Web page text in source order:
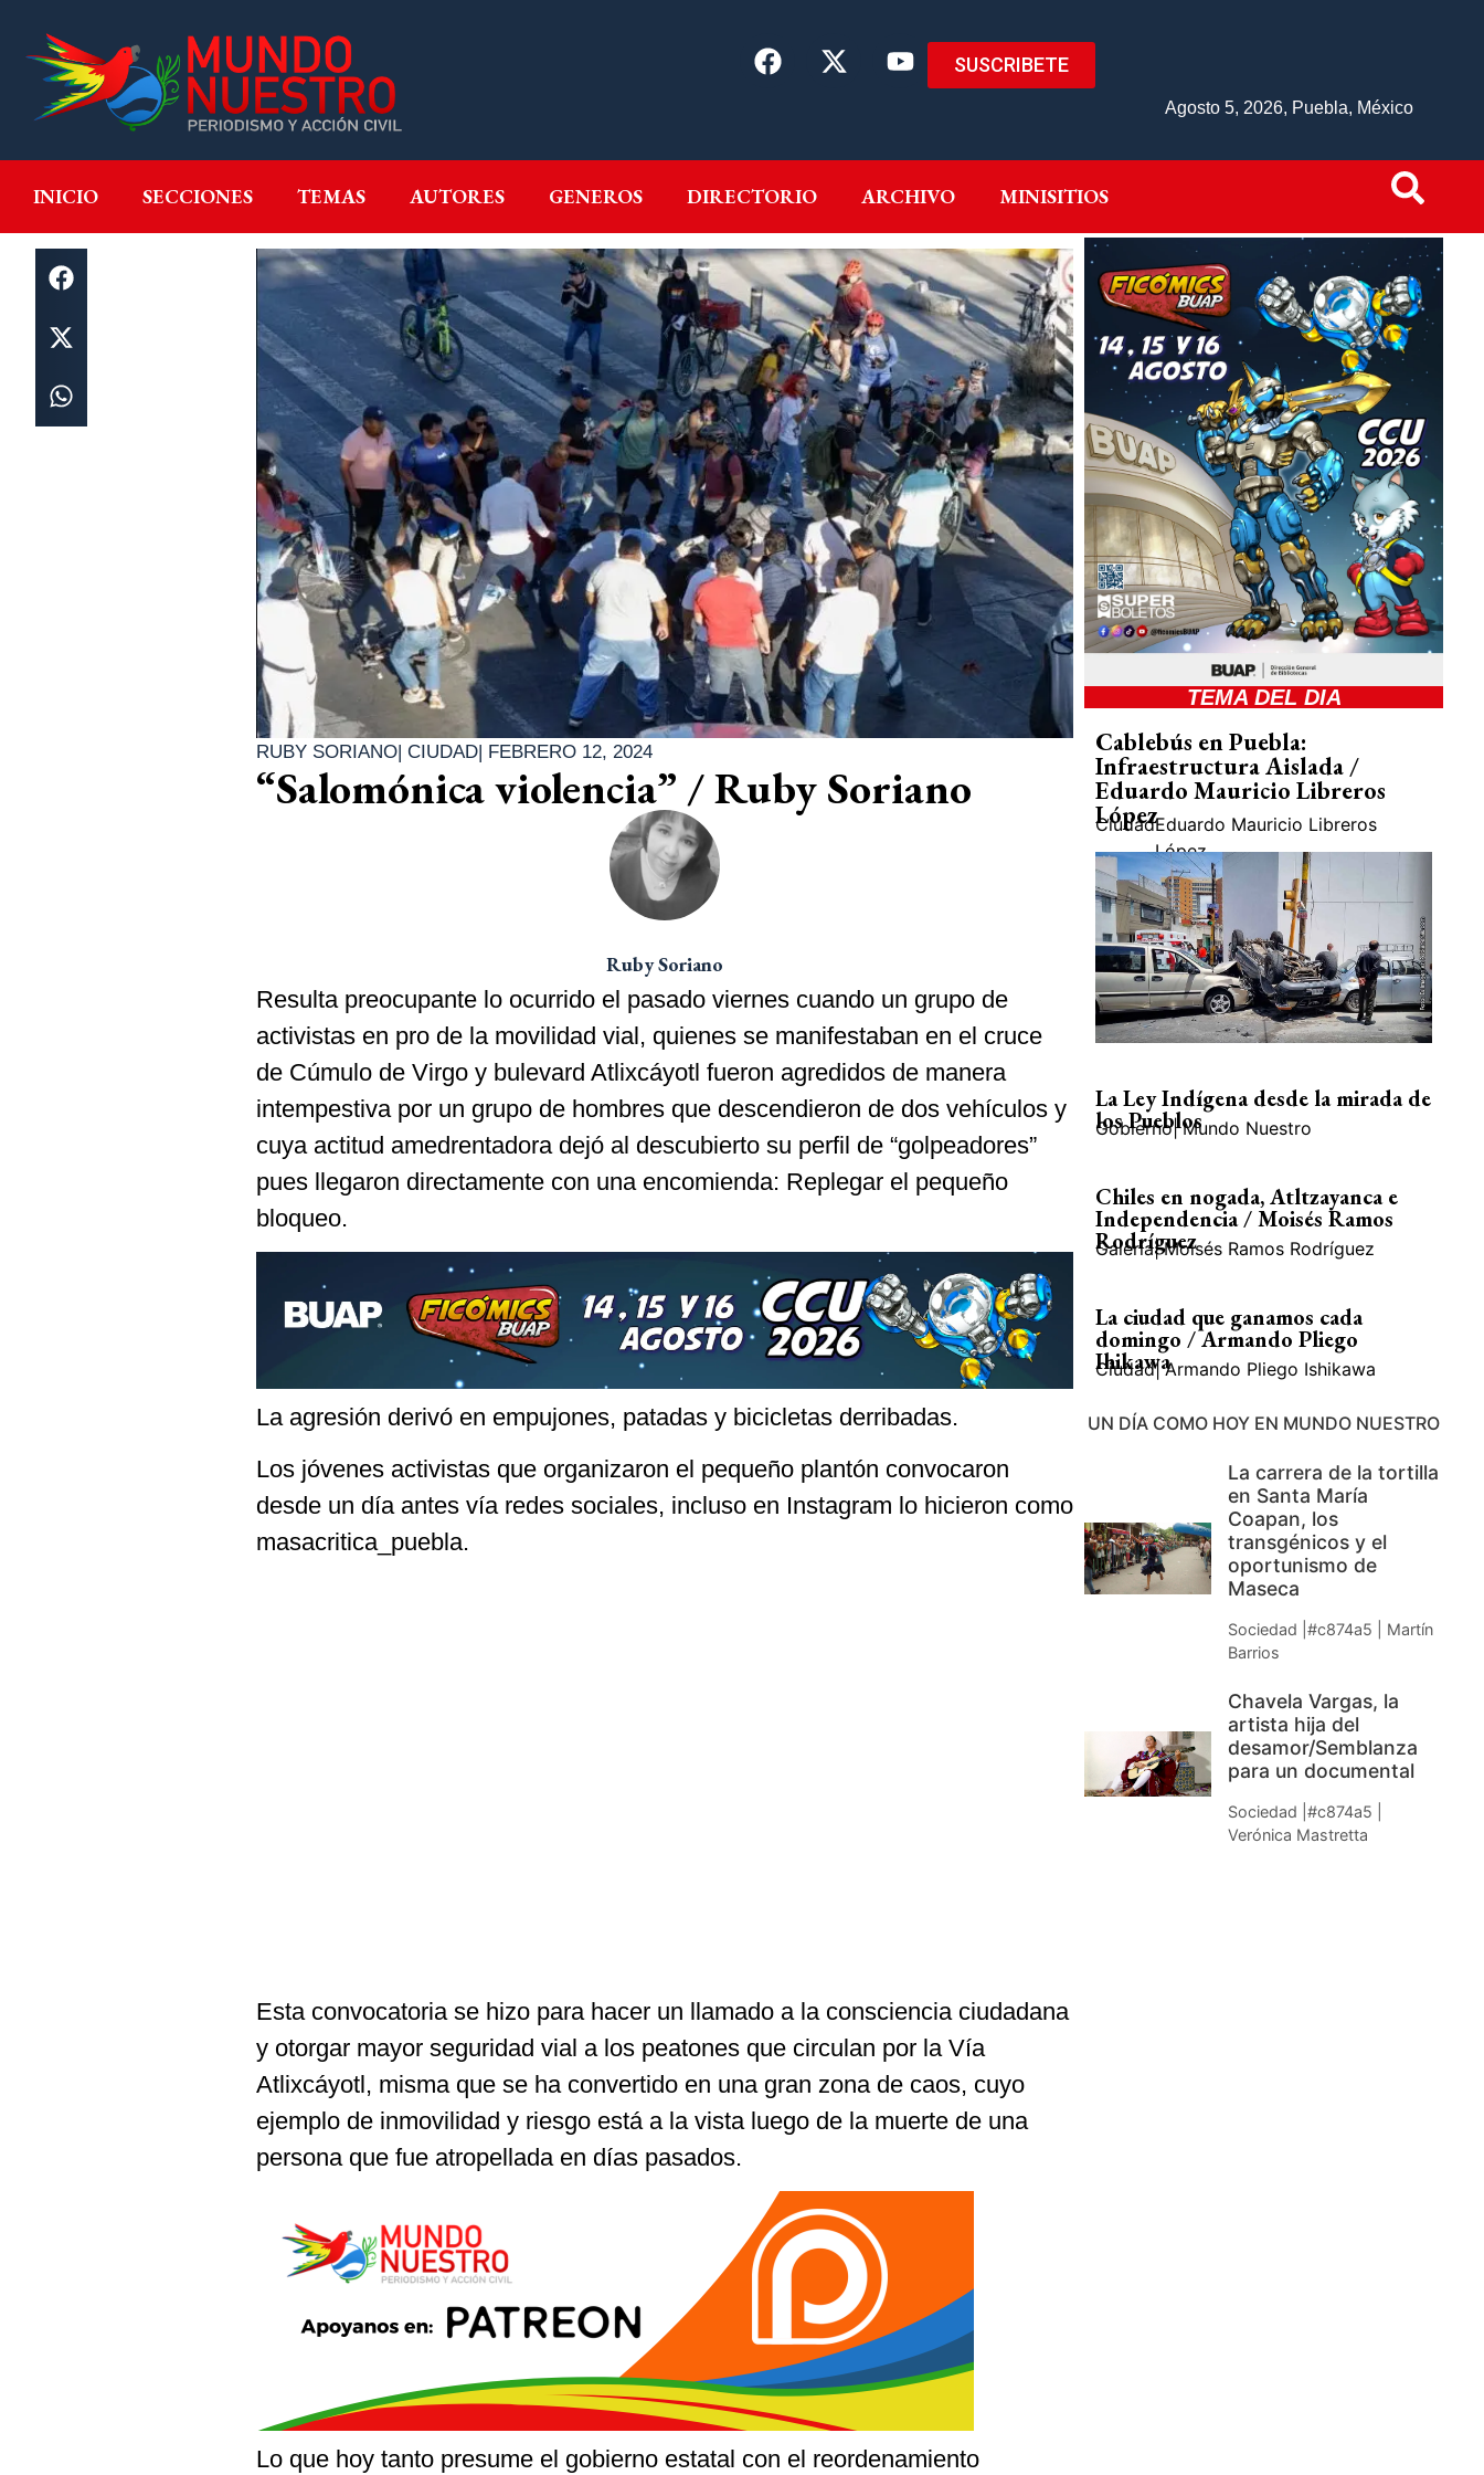
SUSCRIBETE
Agosto 5, 2026, Puebla, México
INICIO SECCIONES TEMAS AUTORES GENEROS DIRECTORIO ARCHIVO MINISITIOS
INICIO SECCIONES GENEROS DIRECTORIO ARCHIVO MINISITIOS
RUBY SORIANO| CIUDAD| FEBRERO 12, 2024
“Salomónica violencia” / Ruby Soriano
Ruby Soriano
Resulta preocupante lo ocurrido el pasado viernes cuando un grupo de
activistas en pro de la movilidad vial, quienes se manifestaban en el cruce
de Cúmulo de Virgo y bulevard Atlixcáyotl fueron agredidos de manera
intempestiva por un grupo de hombres que descendieron de dos vehículos y
cuya actitud amedrentadora dejó al descubierto su perfil de “golpeadores”
pues llegaron directamente con una encomienda: Replegar el pequeño
bloqueo.
La agresión derivó en empujones, patadas y bicicletas derribadas.
Los jóvenes activistas que organizaron el pequeño plantón convocaron
desde un día antes vía redes sociales, incluso en Instagram lo hicieron como
masacritica_puebla.
Esta convocatoria se hizo para hacer un llamado a la consciencia ciudadana
y otorgar mayor seguridad vial a los peatones que circulan por la Vía
Atlixcáyotl, misma que se ha convertido en una gran zona de caos, cuyo
ejemplo de inmovilidad y riesgo está a la vista luego de la muerte de una
persona que fue atropellada en días pasados.
Lo que hoy tanto presume el gobierno estatal con el reordenamiento
TEMA DEL DIA
Cablebús en Puebla:
Infraestructura Aislada /
Eduardo Mauricio Libreros
López
CiudadEduardo Mauricio Libreros
López
La Ley Indígena desde la mirada de
los Pueblos
Gobierno| Mundo Nuestro
Chiles en nogada, Atltzayanca e
Independencia / Moisés Ramos
Rodríguez
Galería| Moisés Ramos Rodríguez
La ciudad que ganamos cada
domingo / Armando Pliego
Ihikawa
Ciudad| Armando Pliego Ishikawa
UN DÍA COMO HOY EN MUNDO NUESTRO
La carrera de la tortilla
en Santa María
Coapan, los
transgénicos y el
oportunismo de
Maseca
Sociedad |#c874a5 | Martín
Barrios
Chavela Vargas, la
artista hija del
desamor/Semblanza
para un documental
Sociedad |#c874a5 |
Verónica Mastretta